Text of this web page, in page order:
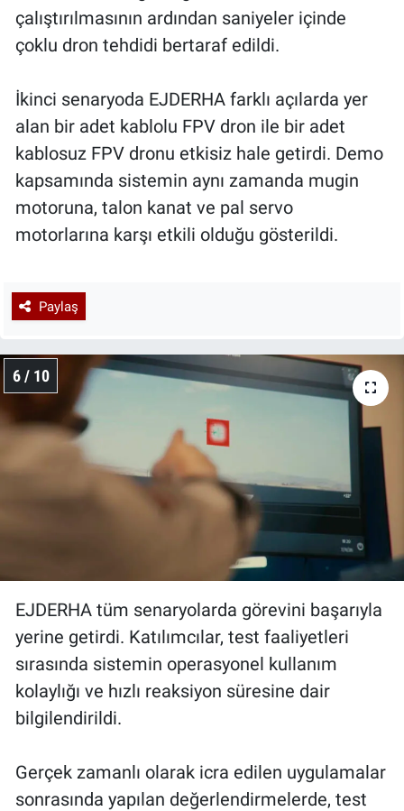
çalıştırılmasının ardından saniyeler içinde
çoklu dron tehdidi bertaraf edildi.
İkinci senaryoda EJDERHA farklı açılarda yer
alan bir adet kablolu FPV dron ile bir adet
kablosuz FPV dronu etkisiz hale getirdi. Demo
kapsamında sistemin aynı zamanda mugin
motoruna, talon kanat ve pal servo
motorlarına karşı etkili olduğu gösterildi.
Paylaş
6 / 10
EJDERHA tüm senaryolarda görevini başarıyla
yerine getirdi. Katılımcılar, test faaliyetleri
sırasında sistemin operasyonel kullanım
kolaylığı ve hızlı reaksiyon süresine dair
bilgilendirildi.
Gerçek zamanlı olarak icra edilen uygulamalar
sonrasında yapılan değerlendirmelerde, test